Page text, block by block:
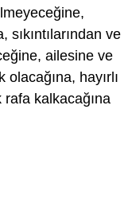
ve
ailesine ve
hayırlı
kalkacağına